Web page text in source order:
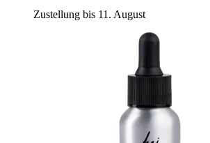
Zustellung bis 11. August